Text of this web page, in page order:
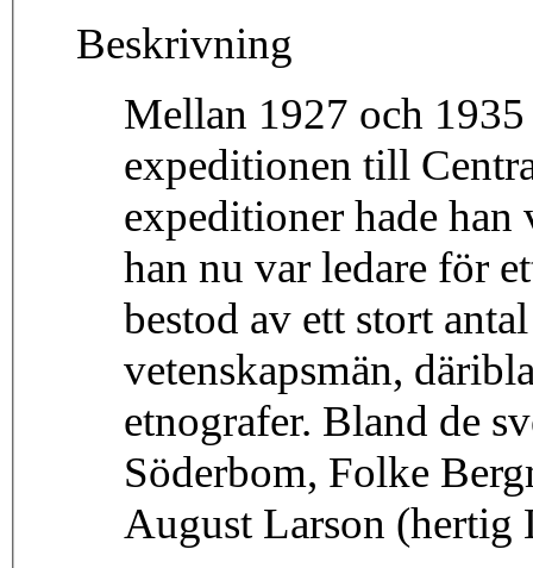
Beskrivning
Mellan 1927 och
expeditionen till
expeditioner hade han
han nu var ledare för
bestod av ett stort
vetenskapsmän,
etnografer. Bland de
Söderbom, Folke
August Larson (hertig